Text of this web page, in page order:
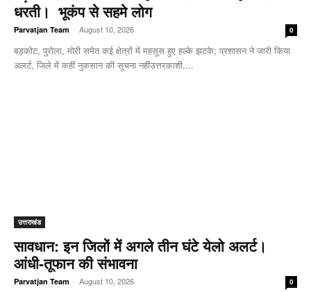
धरती। भूकंप से सहमे लोग
Parvatjan Team - August 10, 2026 0
बड़कोट, पुरोला, मोरी समेत कई क्षेत्रों में महसूस हुए हल्के झटके; प्रशासन ने जारी किया
अलर्ट, जिले में कहीं नुकसान की सूचना नहींउत्तरकाशी,...
उत्तराखंड
सावधान: इन जिलों में अगले तीन घंटे येलो अलर्ट।
आंधी-तूफान की संभावना
Parvatjan Team - August 10, 2026 0